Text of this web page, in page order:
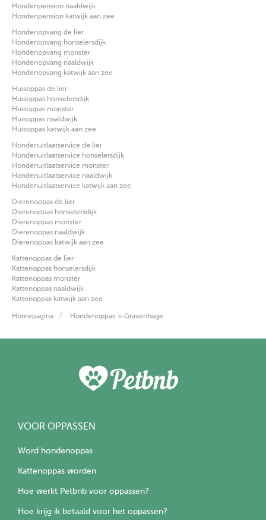
Hondenpension naaldwijk
Hondenpension katwijk aan zee
Hondenopvang de lier
Hondenopvang honselersdijk
Hondenopvang monster
Hondenopvang naaldwijk
Hondenopvang katwijk aan zee
Huisoppas de lier
Huisoppas honselersdijk
Huisoppas monster
Huisoppas naaldwijk
Huisoppas katwijk aan zee
Hondenuitlaatservice de lier
Hondenuitlaatservice honselersdijk
Hondenuitlaatservice monster
Hondenuitlaatservice naaldwijk
Hondenuitlaatservice katwijk aan zee
Dierenoppas de lier
Dierenoppas honselersdijk
Dierenoppas monster
Dierenoppas naaldwijk
Dierenoppas katwijk aan zee
Kattenoppas de lier
Kattenoppas honselersdijk
Kattenoppas monster
Kattenoppas naaldwijk
Kattenoppas katwijk aan zee
Homepagina Hondenoppas 's-Gravenhage
VOOR OPPASSEN
Word hondenoppas
Kattenoppas worden
Hoe werkt Petbnb voor oppassen?
Hoe krijg ik betaald voor het oppassen?